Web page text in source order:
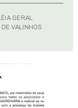
GERAL
VALINHOS